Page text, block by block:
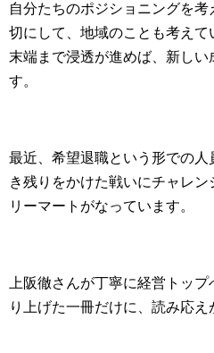
自分たちのポジショニングを
切にして、地域のことも考えて
末端まで浸透が進めば、新し
す。
最近、希望退職という形での
き残りをかけた戦いにチャレン
リーマートがなっています。
上阪徹さんが丁寧に経営トッ
り上げた一冊だけに、読み応え